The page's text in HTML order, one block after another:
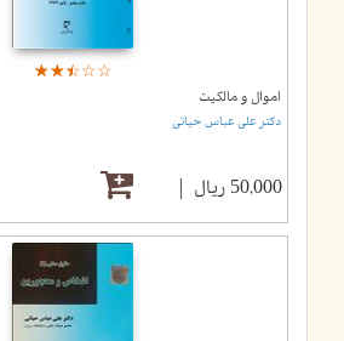
☆☆☆☆☆
★★★★★
اموال و مالکیت
دکتر علی عباس حیاتی
50,000 ریال